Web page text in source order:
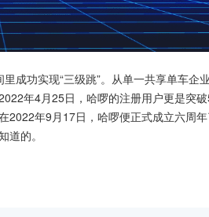
成功实现“三级跳”。从单一共享单车企
年4月25日，哈啰的注册用户更是突
2022年9月17日，哈啰便正式成立六周
的。